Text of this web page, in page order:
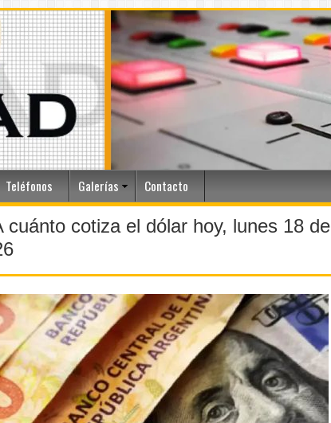
Teléfonos Galerías Contacto
cuánto cotiza el dólar hoy, lunes 18 de